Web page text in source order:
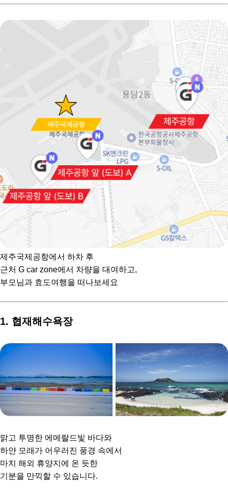
제주국제공항에서 하차 후
근처 G car zone에서 차량을 대여하고,
부모님과 효도여행을 떠나보세요
1. 협재해수욕장
맑고 투명한 에메랄드빛 바다와
하얀 모래가 어우러진 풍경 속에서
마치 해외 휴양지에 온 듯한
기분을 만끽할 수 있습니다.